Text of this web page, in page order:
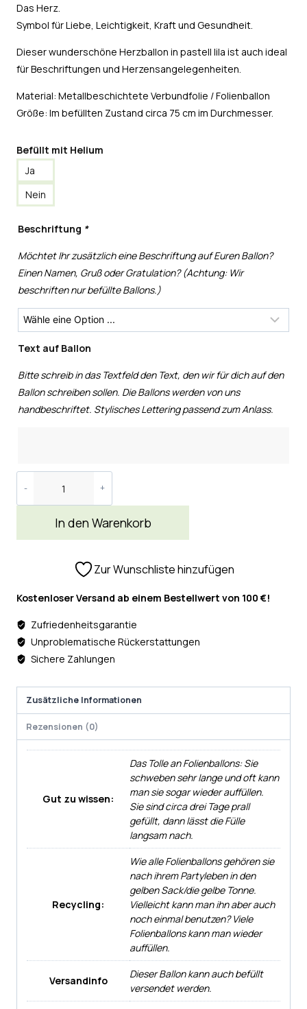
Das Herz.
Symbol für Liebe, Leichtigkeit, Kraft und Gesundheit.
Dieser wunderschöne Herzballon in pastell lila ist auch ideal
für Beschriftungen und Herzensangelegenheiten.
Material: Metallbeschichtete Verbundfolie / Folienballon
Größe: Im befüllten Zustand circa 75 cm im Durchmesser.
Befüllt mit Helium
Ja
Nein
Beschriftung *
Möchtet Ihr zusätzlich eine Beschriftung auf Euren Ballon?
Einen Namen, Gruß oder Gratulation? (Achtung: Wir
beschriften nur befüllte Ballons.)
Text auf Ballon
Bitte schreib in das Textfeld den Text, den wir für dich auf den
Ballon schreiben sollen. Die Ballons werden von uns
handbeschriftet. Stylisches Lettering passend zum Anlass.
In den Warenkorb
Zur Wunschliste hinzufügen
Kostenloser Versand ab einem Bestellwert von 100 €!
Zufriedenheitsgarantie
Unproblematische Rückerstattungen
Sichere Zahlungen
Zusätzliche Informationen
Rezensionen (0)
Gut zu wissen:
Das Tolle an Folienballons: Sie
schweben sehr lange und oft kann
man sie sogar wieder auffüllen.
Sie sind circa drei Tage prall
gefüllt, dann lässt die Fülle
langsam nach.
Recycling:
Wie alle Folienballons gehören sie
nach ihrem Partyleben in den
gelben Sack/die gelbe Tonne.
Vielleicht kann man ihn aber auch
noch einmal benutzen? Viele
Folienballons kann man wieder
auffüllen.
Versandinfo
Dieser Ballon kann auch befüllt
versendet werden.